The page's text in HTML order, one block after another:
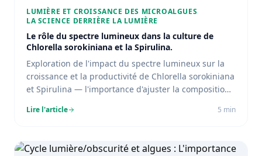
LUMIÈRE ET CROISSANCE DES MICROALGUES
LA SCIENCE DERRIÈRE LA LUMIÈRE
Le rôle du spectre lumineux dans la culture de
Chlorella sorokiniana et la Spirulina.
Exploration de l'impact du spectre lumineux sur la
croissance et la productivité de Chlorella sorokiniana
et Spirulina — l'importance d'ajuster la composition
biomasse.
Lire l'article 5 min